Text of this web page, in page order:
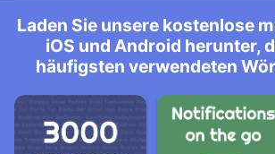
Laden Sie unsere kostenlose
iOS und Android herunter,
häufigsten verwendeten